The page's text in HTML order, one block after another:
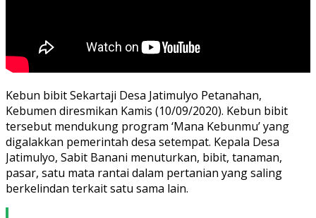
Kebun bibit Sekartaji Desa Jatimulyo Petanahan,
Kebumen diresmikan Kamis (10/09/2020). Kebun bibit
tersebut mendukung program ‘Mana Kebunmu’ yang
digalakkan pemerintah desa setempat. Kepala Desa
Jatimulyo, Sabit Banani menuturkan, bibit, tanaman,
pasar, satu mata rantai dalam pertanian yang saling
berkelindan terkait satu sama lain.